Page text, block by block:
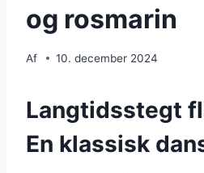
og rosmarin
Af 10. december 2024
Langtidsstegt
En klassisk